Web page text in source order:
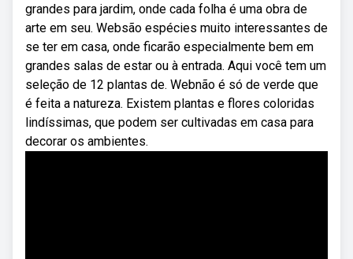
grandes para jardim, onde cada folha é uma obra de
arte em seu. Websão espécies muito interessantes de
se ter em casa, onde ficarão especialmente bem em
grandes salas de estar ou à entrada. Aqui você tem um
seleção de 12 plantas de. Webnão é só de verde que
é feita a natureza. Existem plantas e flores coloridas
lindíssimas, que podem ser cultivadas em casa para
decorar os ambientes.